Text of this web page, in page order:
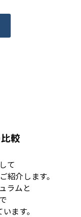
較
て
紹介します。
ラムと
ます。